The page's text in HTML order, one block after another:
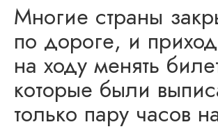
Многие страны
по дороге, и
на ходу менять
которые были
только пару часов